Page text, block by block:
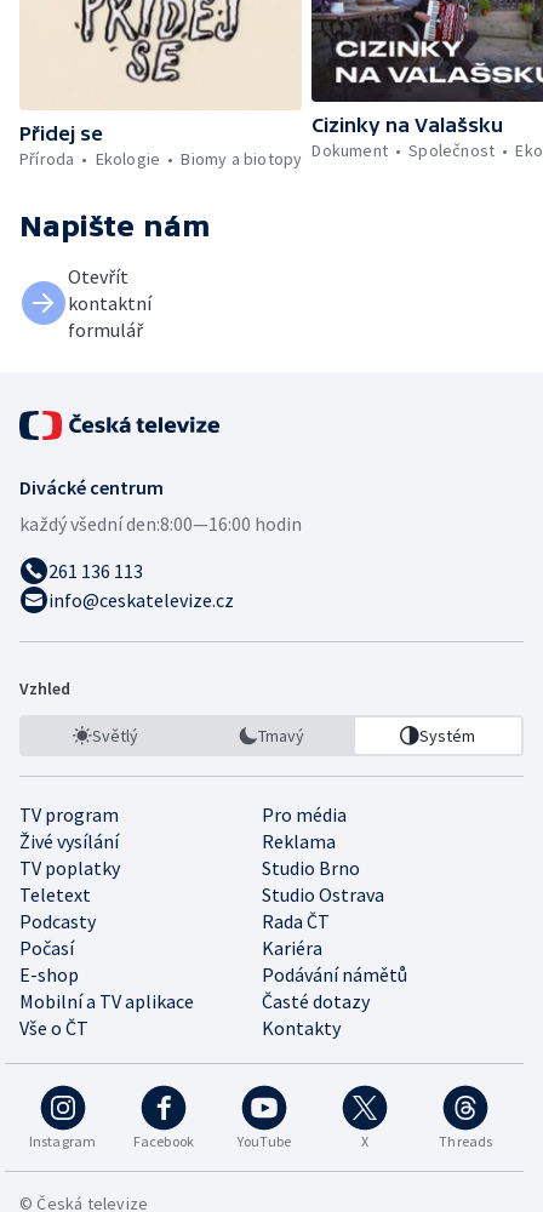
Přidej se
Příroda
Ekologie Biomy a biotopy
Cizinky na Valašsku
Dokument
Společnost
Napište nám
Otevřít
kontaktní
formulář
Divácké centrum
každý všední den:8:00—16:00 hodin
261 136 113
info@ceskatelevize.cz
Vzhled
Světlý Tmavý Systém
TV program
Pro média
Živé vysílání
Reklama
TV poplatky
Studio Brno
Teletext
Studio Ostrava
Podcasty
Rada ČT
Počasí
Kariéra
E-shop
Podávání námětů
Mobilní a TV aplikace
Časté dotazy
Vše o ČT
Kontakty
Instagram Facebook YouTube X Threads
© Česká televize